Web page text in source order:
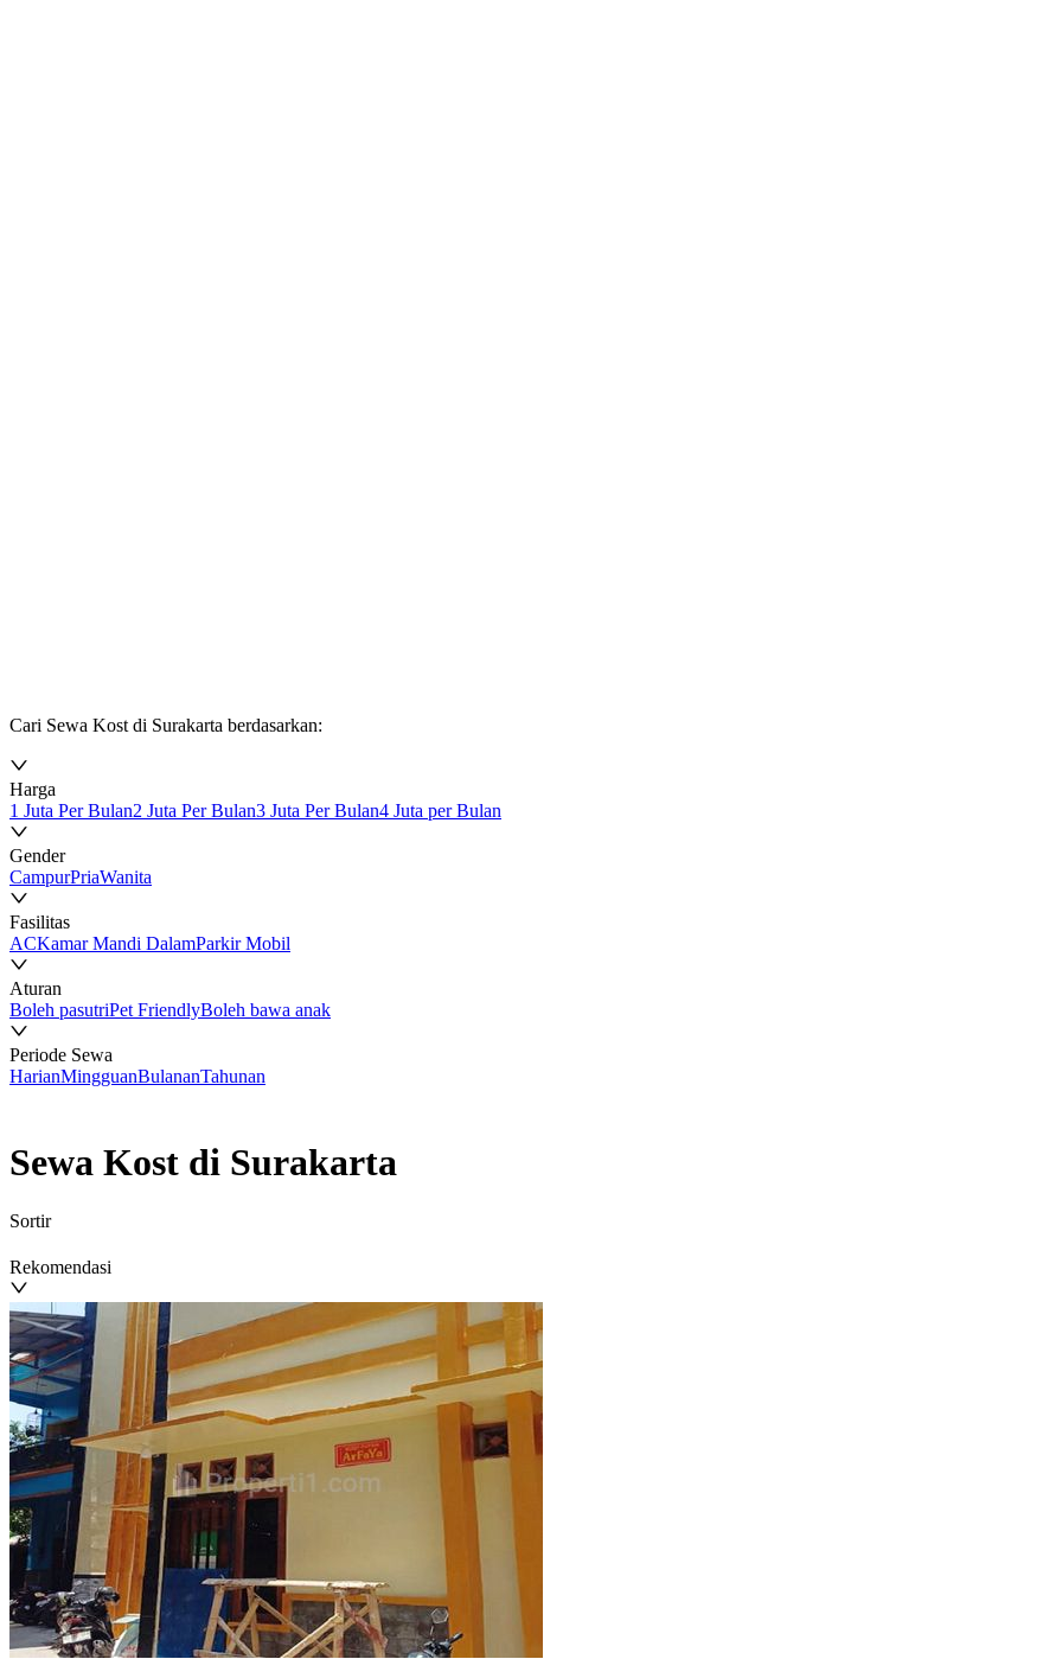
Cari Sewa Kost di Surakarta berdasarkan:
Harga
1 Juta Per Bulan2 Juta Per Bulan3 Juta Per Bulan4 Juta per Bulan
Gender
CampurPriaWanita
Fasilitas
ACKamar Mandi DalamParkir Mobil
Aturan
Boleh pasutriPet FriendlyBoleh bawa anak
Periode Sewa
HarianMingguanBulananTahunan
Sewa Kost di Surakarta
Sortir
Rekomendasi